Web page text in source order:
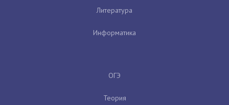
Литература
Информатика
ОГЭ
Теория